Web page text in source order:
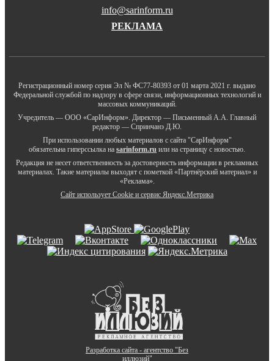
info@sarinform.ru
РЕКЛАМА
Регистрационный номер серия Эл № ФС77-80393 от 01 марта 2021 г. выдано
Федеральной службой по надзору в сфере связи, информационных технологий и
массовых коммуникаций.
Учредитель — ООО «СарИнформ». Директор — Письменный А.А. Главный
редактор — Спринчанэ Д.Ю.
При использовании любых материалов с сайта "СарИнформ"
обязательна гиперссылка на sarinform.ru или на страницу с новостью.
Редакция не несет ответственность за достоверность информации в рекламных
материалах. Такие материалы выходят с пометкой «Партнёрский материал» и
«Реклама».
Сайт использует Cookie и сервиc Яндекс.Метрика
Разработка сайта - агентство "Без
иллюзий"